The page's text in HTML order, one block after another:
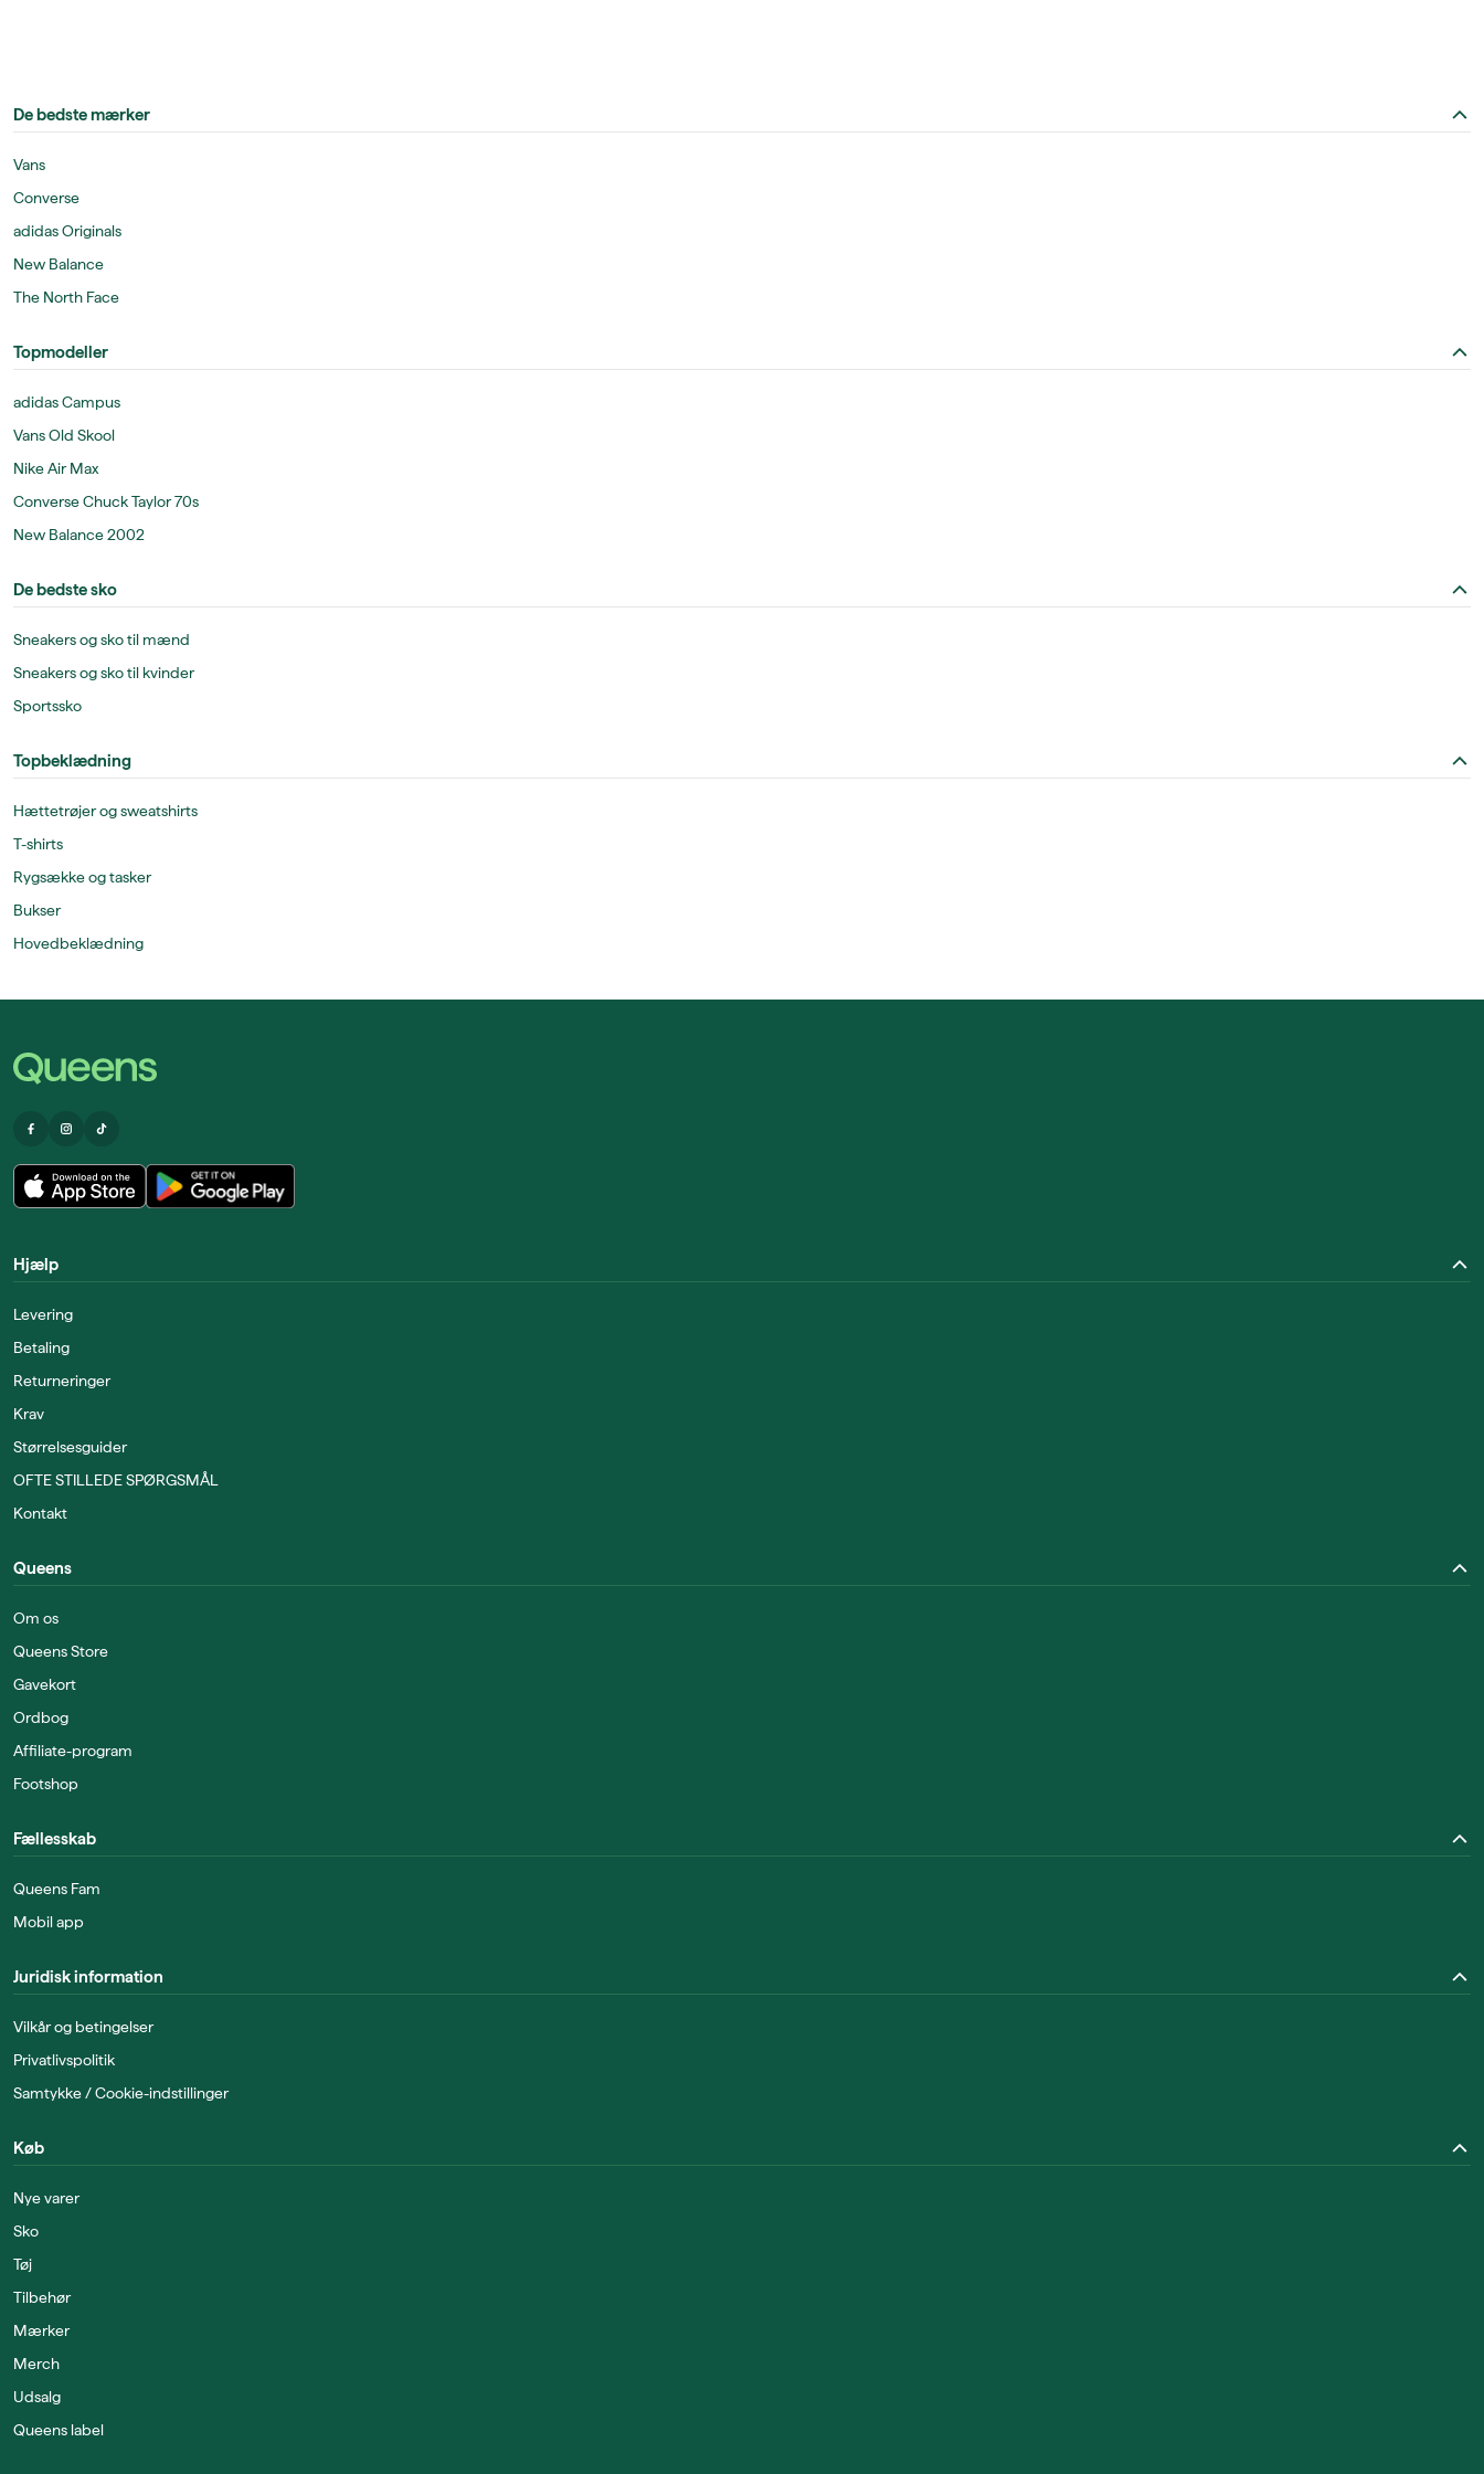
De bedste mærker
Vans
Converse
adidas Originals
New Balance
The North Face
Topmodeller
adidas Campus
Vans Old Skool
Nike Air Max
Converse Chuck Taylor 70s
New Balance 2002
De bedste sko
Sneakers og sko til mænd
Sneakers og sko til kvinder
Sportssko
Topbeklædning
Hættetrøjer og sweatshirts
T-shirts
Rygsække og tasker
Bukser
Hovedbeklædning
Hjælp
Levering
Betaling
Returneringer
Krav
Størrelsesguider
OFTE STILLEDE SPØRGSMÅL
Kontakt
Queens
Om os
Queens Store
Gavekort
Ordbog
Affiliate-program
Footshop
Fællesskab
Queens Fam
Mobil app
Juridisk information
Vilkår og betingelser
Privatlivspolitik
Samtykke / Cookie-indstillinger
Køb
Nye varer
Sko
Tøj
Tilbehør
Mærker
Merch
Udsalg
Queens label